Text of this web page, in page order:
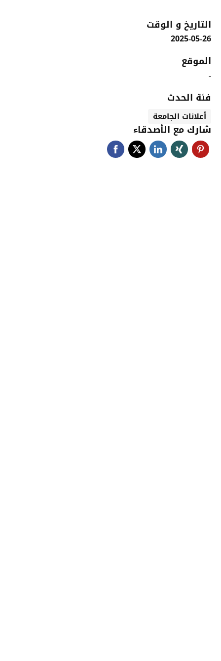
التاريخ و الوقت
2025-05-26
الموقع
-
فئة الحدث
أعلانات الجامعة
شارك مع الأصدقاء